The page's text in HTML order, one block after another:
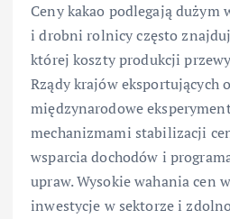
Ceny kakao podlegają dużym
i drobni rolnicy często
której koszty produkcji
Rządy krajów eksportujących
międzynarodowe
mechanizmami stabilizacji
wsparcia dochodów i
upraw. Wysokie wahania cen
inwestycje w sektorze i